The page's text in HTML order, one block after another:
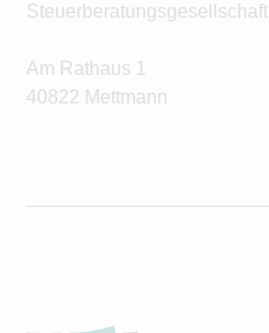
Steuerberatungsgesellschaft
Am Rathaus 1
40822 Mettmann